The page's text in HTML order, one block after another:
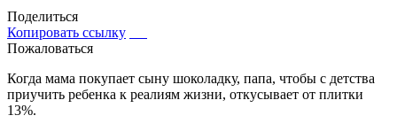
Поделиться
Копировать ссылку
Пожаловаться
Когда мама покупает сыну шоколадку, папа, чтобы с детства
приучить ребенка к реалиям жизни, откусывает от плитки
13%.